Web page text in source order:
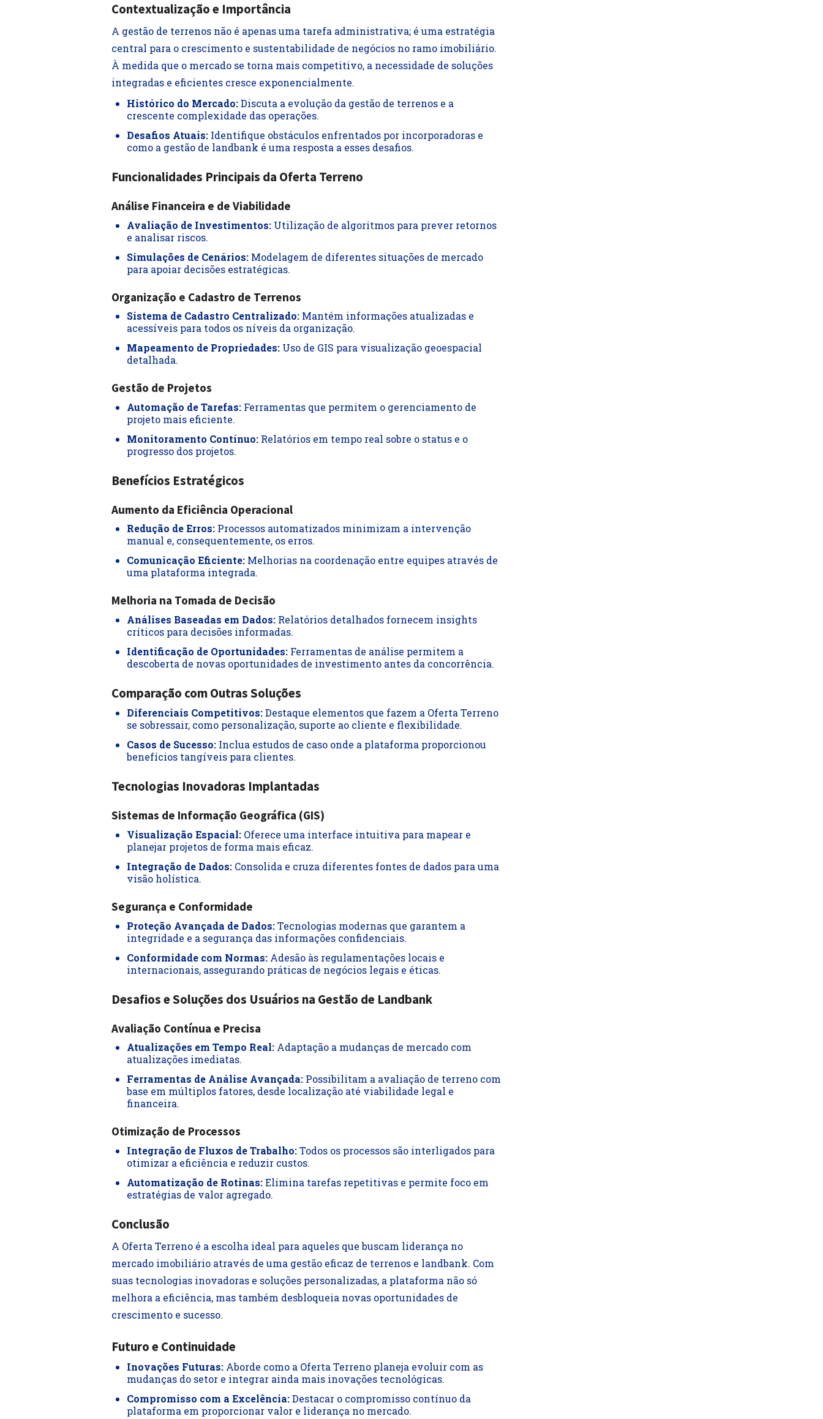
Contextualização e Importância
A gestão de terrenos não é apenas uma tarefa administrativa; é uma estratégia
central para o crescimento e sustentabilidade de negócios no ramo imobiliário.
À medida que o mercado se torna mais competitivo, a necessidade de soluções
integradas e eficientes cresce exponencialmente.
Histórico do Mercado:Discuta a evolução da gestão de terrenos e a
crescente complexidade das operações.
Desafios Atuais: Identifique obstáculos enfrentados por incorporadoras e
como a gestão de landbank é uma resposta a esses desafios.
Funcionalidades Principais da Oferta Terreno
Análise Financeira e de Viabilidade
Avaliação de Investimentos: Utilização de algoritmos para prever retornos
e analisar riscos.
Simulações de Cenários: Modelagem de diferentes situações de mercado
para apoiar decisões estratégicas.
Organização e Cadastro de Terrenos
Sistema de Cadastro Centralizado: Mantém informações atualizadas e
acessíveis para todos os níveis da organização.
Mapeamento de Propriedades: Uso de GIS para visualização geoespacial
detalhada.
Gestão de Projetos
Automação de Tarefas: Ferramentas que permitem o gerenciamento de
projeto mais eficiente.
Monitoramento Contínuo: Relatórios em tempo real sobre o status e o
progresso dos projetos.
Benefícios Estratégicos
Aumento da Eficiência Operacional
Redução de Erros: Processos automatizados minimizam a intervenção
manual e, consequentemente, os erros.
Comunicação Eficiente: Melhorias na coordenação entre equipes através de
uma plataforma integrada.
Melhoria na Tomada de Decisão
Análises Baseadas em Dados: Relatórios detalhados fornecem insights
críticos para decisões informadas.
Identificação de Oportunidades: Ferramentas de análise permitem a
descoberta de novas oportunidades de investimento antes da concorrência.
Comparação com Outras Soluções
Diferenciais Competitivos:Destaque elementos que fazem a Oferta Terreno
se sobressair, como personalização, suporte ao cliente e flexibilidade.
Casos de Sucesso: Inclua estudos de caso onde a plataforma proporcionou
benefícios tangíveis para clientes.
Tecnologias Inovadoras Implantadas
Sistemas de Informação Geográfica (GIS)
Visualização Espacial: Oferece uma interface intuitiva para mapear e
planejar projetos de forma mais eficaz.
Integração de Dados: Consolida e cruza diferentes fontes de dados para uma
visão holística.
Segurança e Conformidade
Proteção Avançada de Dados:Tecnologias modernas que garantem a
integridade e a segurança das informações confidenciais.
Conformidade com Normas: Adesão às regulamentações locais e
internacionais, assegurando práticas de negócios legais e éticas.
Desafios e Soluções dos Usuários na Gestão de Landbank
Avaliação Contínua e Precisa
Atualizações em Tempo Real: Adaptação a mudanças de mercado com
atualizações imediatas.
Ferramentas de Análise Avançada: Possibilitam a avaliação de terreno com
base em múltiplos fatores, desde localização até viabilidade legal e
financeira.
Otimização de Processos
Integração de Fluxos de Trabalho:Todos os processos são interligados para
otimizar a eficiência e reduzir custos.
Automatização de Rotinas:Elimina tarefas repetitivas e permite foco em
estratégias de valor agregado.
Conclusão
A Oferta Terreno é a escolha ideal para aqueles que buscam liderança no
mercado imobiliário através de uma gestão eficaz de terrenos e landbank. Com
suas tecnologias inovadoras e soluções personalizadas, a plataforma não só
melhora a eficiência, mas também desbloqueia novas oportunidades de
crescimento e sucesso.
Futuro e Continuidade
Inovações Futuras: Aborde como a Oferta Terreno planeja evoluir com as
mudanças do setor e integrar ainda mais inovações tecnológicas.
Compromisso com a Excelência:Destacar o compromisso contínuo da
plataforma em proporcionar valor e liderança no mercado.